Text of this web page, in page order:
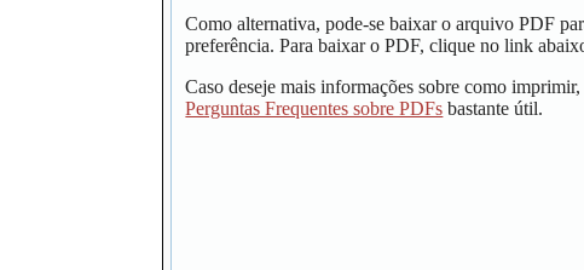
Como alternativa, pode-se baixar o arquivo PDF
preferência. Para baixar o PDF, clique no link
Caso deseje mais informações sobre como
Perguntas Frequentes sobre PDFs bastante útil.